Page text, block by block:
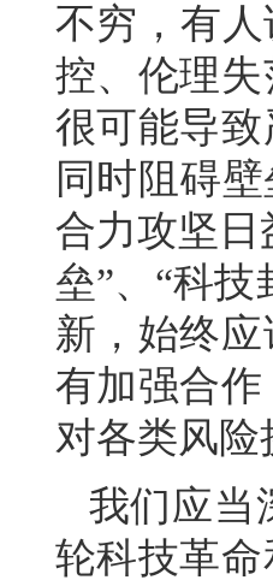
不穷，有
控、伦理
很可能导
同时阻碍
合力攻坚日
垒”、“科
新，始终
有加强合
对各类风险
我们应当
轮科技革